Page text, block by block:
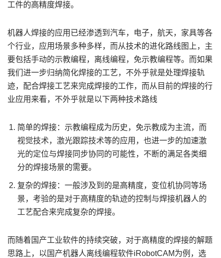
工件的高精度焊接。
机器人焊接的应用已经渗透到汽车，电子，航天，家具等各
个行业，应用场景多种多样，而从技术的进化路线图上，主
要包括手动的示教编程，离线编程，免示教编程等。而如果
我们进一步归纳简化焊接的工艺，不外乎就是处理焊接轨
迹，配合焊接工艺来完成焊接的工作，而从目前的焊接的行
业应用来看，不外乎就是以下两种技术路线
简单的焊接：示教编程成为历史，免示教成为主流，而
视觉技术，激光跟踪技术等的应用，也进一步的加速激
光的定位与焊接同步协同的可能性，不断的满足各类细
分的焊接场景的需要。
复杂的焊接：一般涉及到的是高精度，变位机协同等场
景，考验的是对于高精度的轨迹的控制与焊接机器人的
工艺配合来完成复杂的焊接。
而随着国产工业软件的持续突破，对于高精度的焊接的解题
思路上，以国产机器人离线编程软件iRobotCAM为例，选